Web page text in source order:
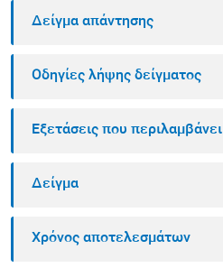
Δείγμα απάντησης
Οδηγίες λήψης δείγματος
Εξετάσεις που περιλαμβάνει
Δείγμα
Χρόνος αποτελεσμάτων